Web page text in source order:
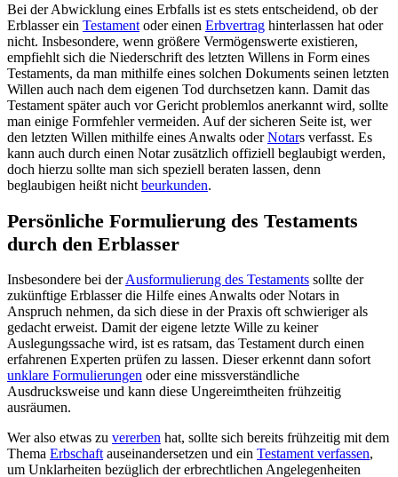
Bei der Abwicklung eines Erbfalls ist es stets entscheidend, ob der
Erblasser ein Testament oder einen Erbvertrag hinterlassen hat oder
nicht. Insbesondere, wenn größere Vermögenswerte existieren,
empfiehlt sich die Niederschrift des letzten Willens in Form eines
Testaments, da man mithilfe eines solchen Dokuments seinen letzten
Willen auch nach dem eigenen Tod durchsetzen kann. Damit das
Testament später auch vor Gericht problemlos anerkannt wird, sollte
man einige Formfehler vermeiden. Auf der sicheren Seite ist, wer
den letzten Willen mithilfe eines Anwalts oderNotars verfasst. Es
kann auch durch einen Notar zusätzlich offiziell beglaubigt werden,
doch hierzu sollte man sich speziell beraten lassen, denn
beglaubigen heißt nicht beurkunden.
Persönliche Formulierung des Testaments
durch den Erblasser
Insbesondere bei derAusformulierung des Testaments sollte der
zukünftige Erblasser die Hilfe eines Anwalts oder Notars in
Anspruch nehmen, da sich diese in der Praxis oft schwieriger als
gedacht erweist. Damit der eigene letzte Wille zu keiner
Auslegungssache wird, ist es ratsam, das Testament durch einen
erfahrenen Experten prüfen zu lassen. Dieser erkennt dann sofort
unklare Formulierungen oder eine missverständliche
Ausdrucksweise und kann diese Ungereimtheiten frühzeitig
ausräumen.
Wer also etwas zu vererben hat, sollte sich bereits frühzeitig mit dem
Thema Erbschaft auseinandersetzen und ein Testament verfassen,
um Unklarheiten bezüglich der erbrechtlichen Angelegenheiten